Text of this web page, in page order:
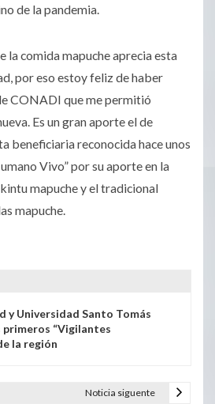
de la pandemia.
la comida mapuche aprecia esta
por eso estoy feliz de haber
CONADI que me permitió
Es un gran aporte el de
beneficiaria reconocida hace unos
Vivo” por su aporte en la
mapuche y el tradicional
mapuche.
y Universidad Santo Tomás
primeros “Vigilantes
la región
Noticia siguente